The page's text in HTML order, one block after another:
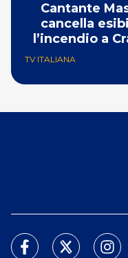
Cantante
cancella
l’incendio a
TV ITALIANA